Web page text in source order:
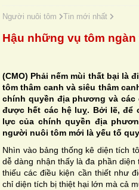
Người nuôi tôm Tin mới nhất
Hậu những vụ tôm
(CMO) Phải nếm mùi thất bại là
tôm thâm canh và siêu thâm
chính quyền địa phương và
được hết các hệ luỵ. Bởi lẽ, để
lực của chính quyền địa
người nuôi tôm mới là yếu tố
Nhìn vào bảng thống kê diện tích
dễ dàng nhận thấy là đa phần
thiếu các điều kiện cần thiết như
chỉ diện tích bị thiệt hại lớn mà cả